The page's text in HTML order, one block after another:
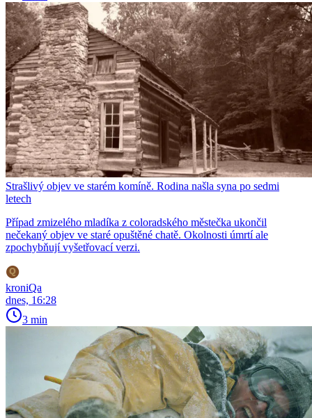
Strašlivý objev ve starém komíně. Rodina našla syna po sedmi
letech
Případ zmizelého mladíka z coloradského městečka ukončil
nečekaný objev ve staré opuštěné chatě. Okolnosti úmrtí ale
zpochybňují vyšetřovací verzi.
kroniQa
dnes, 16:28
3 min